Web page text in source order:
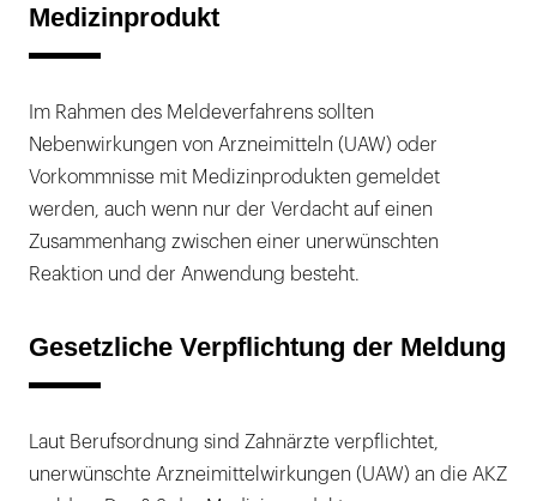
Medizinprodukt
Im Rahmen des Meldeverfahrens sollten
Nebenwirkungen von Arzneimitteln (UAW) oder
Vorkommnisse mit Medizinprodukten gemeldet
werden, auch wenn nur der Verdacht auf einen
Zusammenhang zwischen einer unerwünschten
Reaktion und der Anwendung besteht.
Gesetzliche Verpflichtung der Meldung
Laut Berufsordnung sind Zahnärzte verpflichtet,
unerwünschte Arzneimittelwirkungen (UAW) an die AKZ